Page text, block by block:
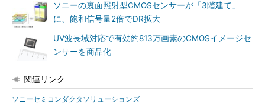
ソニーの裏面照射型CMOSセンサーが「3階建て」
に、飽和信号量2倍でDR拡大
UV波長域対応で有効約813万画素のCMOSイメージセ
ンサーを商品化
関連リンク
ソニーセミコンダクタソリューションズ